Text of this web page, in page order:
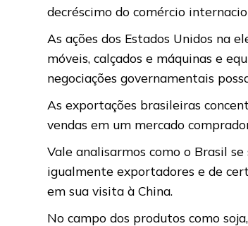
decréscimo do comércio
As ações dos Estados Unidos na
móveis, calçados e máquinas e
negociações governamentais
As exportações brasileiras
vendas em um mercado
Vale analisarmos como o Brasil
igualmente exportadores e de
em sua visita à China.
No campo dos produtos como